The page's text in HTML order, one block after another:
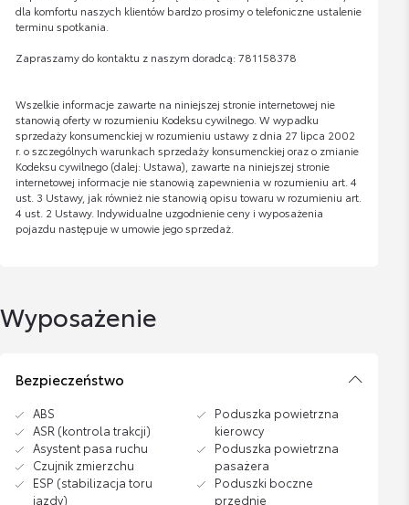
dla komfortu naszych klientów bardzo prosimy o telefoniczne ustalenie
terminu spotkania.
Zapraszamy do kontaktu z naszym doradcą: 781158378
Wszelkie informacje zawarte na niniejszej stronie internetowej nie
stanowią oferty w rozumieniu Kodeksu cywilnego. W wypadku
sprzedaży konsumenckiej w rozumieniu ustawy z dnia 27 lipca 2002
r. o szczególnych warunkach sprzedaży konsumenckiej oraz o zmianie
Kodeksu cywilnego (dalej: Ustawa), zawarte na niniejszej stronie
internetowej informacje nie stanowią zapewnienia w rozumieniu art. 4
ust. 3 Ustawy, jak również nie stanowią opisu towaru w rozumieniu art.
4 ust. 2 Ustawy. Indywidualne uzgodnienie ceny i wyposażenia
pojazdu następuje w umowie jego sprzedaż.
Wyposażenie
Bezpieczeństwo
ABS
ASR (kontrola trakcji)
Asystent pasa ruchu
Czujnik zmierzchu
ESP (stabilizacja toru
jazdy)
Poduszka powietrzna
kierowcy
Poduszka powietrzna
pasażera
Poduszki boczne
przednie